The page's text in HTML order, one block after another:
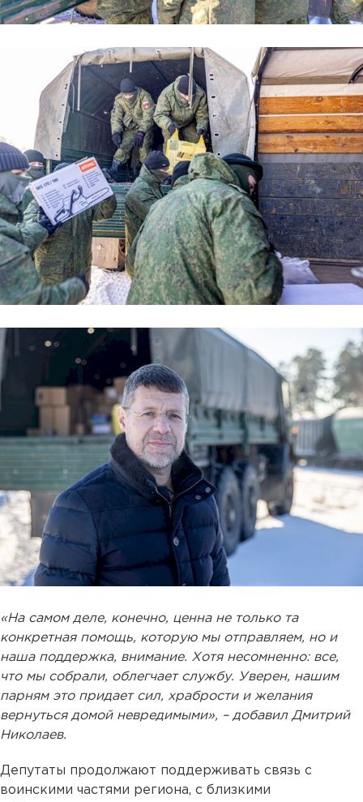
«На самом деле, конечно, ценна не только та
конкретная помощь, которую мы отправляем, но и
наша поддержка, внимание. Хотя несомненно: все,
что мы собрали, облегчает службу. Уверен, нашим
парням это придает сил, храбрости и желания
вернуться домой невредимыми», – добавил Дмитрий
Николаев.
Депутаты продолжают поддерживать связь с
воинскими частями региона, с близкими